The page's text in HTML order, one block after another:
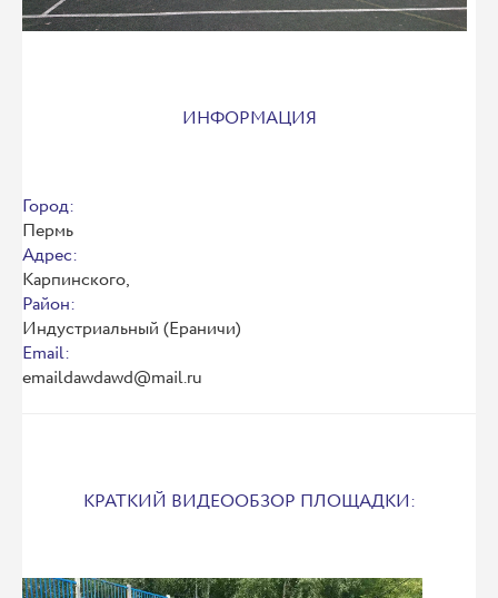
ИНФОРМАЦИЯ
Город:
Пермь
Адрес:
Карпинского,
Район:
Индустриальный (Ераничи)
Email:
emaildawdawd@mail.ru
КРАТКИЙ ВИДЕООБЗОР ПЛОЩАДКИ: